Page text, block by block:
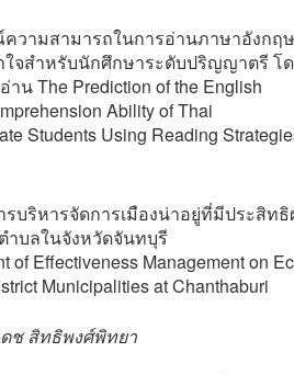
วามสามารถในการอ่านภาษาอังกฤษ
ใจสำหรับนักศึกษาระดับปริญญาตรี โ
น The Prediction of the English
Ability of Thai
Students Using Reading
บริหารจัดการเมืองน่าอยู่ที่มีประสิทธิ
ำบลในจังหวัดจันทบุรี
of Effectiveness Management on
Municipalities at Chanthaburi
ช สิทธิพงศ์พิทยา